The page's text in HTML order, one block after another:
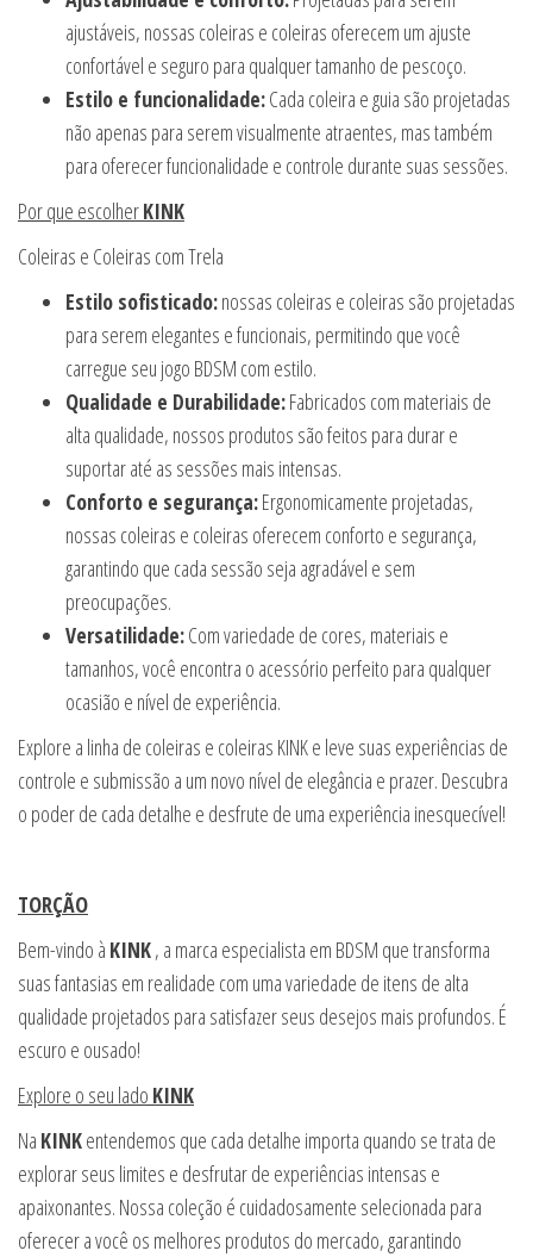
ajustáveis, nossas coleiras e coleiras oferecem um ajuste
confortável e seguro para qualquer tamanho de pescoço.
Estilo e funcionalidade:Cada coleira e guia são projetadas
não apenas para serem visualmente atraentes, mas também
para oferecer funcionalidade e controle durante suas sessões.
Por que escolherKINK
Coleiras e Coleiras com Trela
Estilo sofisticado:nossas coleiras e coleiras são projetadas
para serem elegantes e funcionais, permitindo que você
carregue seu jogo BDSM com estilo.
Qualidade e Durabilidade:Fabricados com materiais de
alta qualidade, nossos produtos são feitos para durar e
suportar até as sessões mais intensas.
Conforto e segurança:Ergonomicamente projetadas,
nossas coleiras e coleiras oferecem conforto e segurança,
garantindo que cada sessão seja agradável e sem
preocupações.
Versatilidade:Com variedade de cores, materiais e
tamanhos, você encontra o acessório perfeito para qualquer
ocasião e nível de experiência.
Explore a linha de coleiras e coleiras KINK e leve suas experiências de
controle e submissão a um novo nível de elegância e prazer. Descubra
o poder de cada detalhe e desfrute de uma experiência inesquecível!
TORÇÃO
Bem-vindo à KINK, a marca especialista em BDSM que transforma
suas fantasias em realidade com uma variedade de itens de alta
qualidade projetados para satisfazer seus desejos mais profundos. É
escuro e ousado!
Explore o seu lado KINK
Na KINKentendemos que cada detalhe importa quando se trata de
explorar seus limites e desfrutar de experiências intensas e
apaixonantes. Nossa coleção é cuidadosamente selecionada para
oferecer a você os melhores produtos do mercado, garantindo